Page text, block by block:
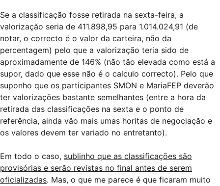
Se a classificação fosse retirada na sexta-feira, a
valorização seria de 411.898,95 para 1.014.024,91 (de
notar, o correcto é o valor da carteira, não da
percentagem) pelo que a valorização teria sido de
aproximadamente de 146% (não tão elevada como está a
supor, dado que esse não é o calculo correcto). Pelo que
suponho que os participantes SMON e MariaFEP deverão
ter valorizações bastante semelhantes (entre a hora da
retirada das classificações na sexta e o ponto de
referência, ainda vão mais umas horitas de negociação e
os valores devem ter variado no entretanto).
Em todo o caso, sublinho que as classificações são
provisórias e serão revistas no final antes de serem
oficializadas. Mas, o que me parece é que ficaram muito